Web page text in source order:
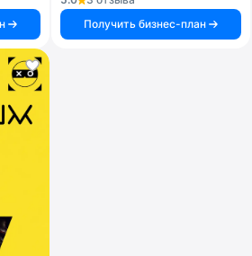
Получить бизнес-план